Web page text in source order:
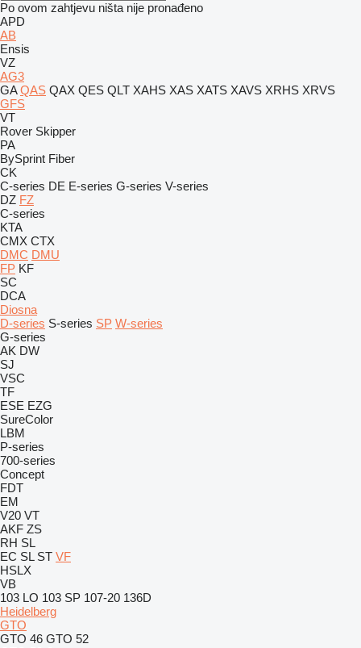
Po ovom zahtjevu ništa nije pronađeno
APD
AB
Ensis
VZ
AG3
GA QAS QAX QES QLT XAHS XAS XATS XAVS XRHS XRVS
GFS
VT
Rover Skipper
PA
BySprint Fiber
CK
C-series DE E-series G-series V-series
DZ FZ
C-series
KTA
CMX CTX
DMC DMU
FP KF
SC
DCA
Diosna
D-series S-series SP W-series
G-series
AK DW
SJ
VSC
TF
ESE EZG
SureColor
LBM
P-series
700-series
Concept
FDT
EM
V20 VT
AKF ZS
RH SL
EC SL ST VF
HSLX
VB
103 LO 103 SP 107-20 136D
Heidelberg
GTO
GTO 46 GTO 52